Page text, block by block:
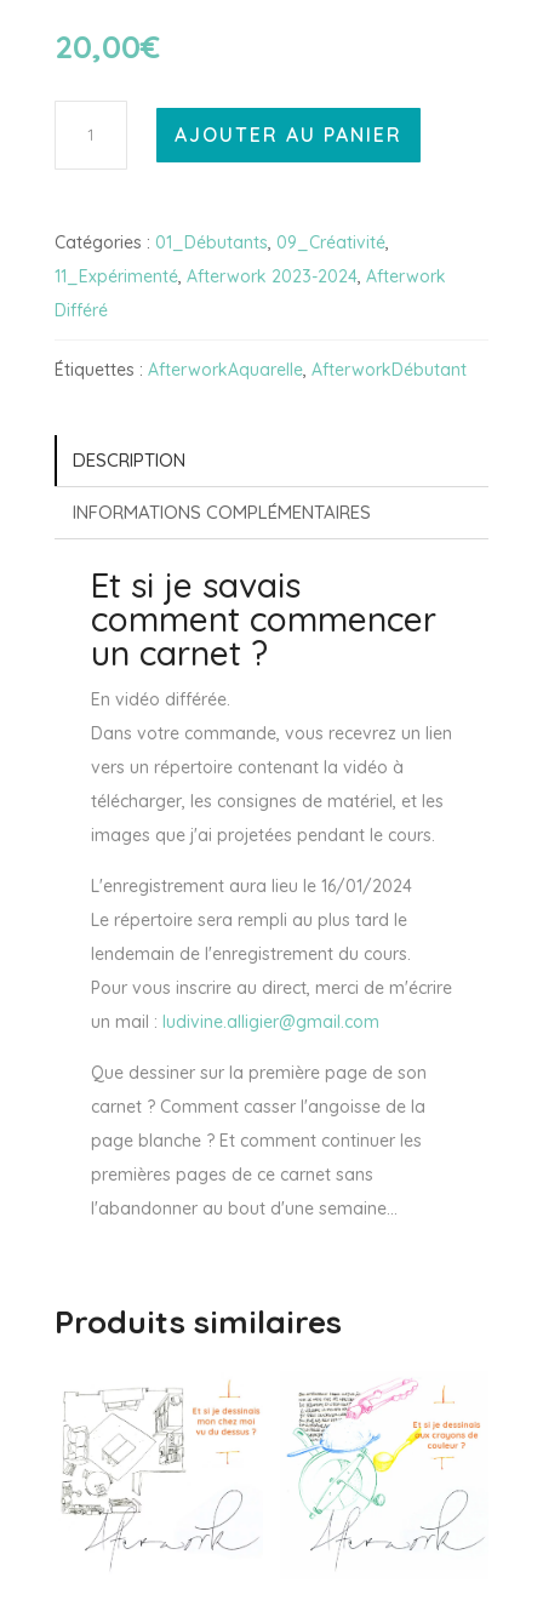
20,00€
je
savais
comment
(Cours
différée)
AJOUTER AU PANIER
Catégories : 01_Débutants, 09_Créativité,
11_Expérimenté, Afterwork 2023-2024, Afterwork
Différé
Étiquettes : AfterworkAquarelle, AfterworkDébutant
DESCRIPTION
INFORMATIONS COMPLÉMENTAIRES
Et si je savais
comment commencer
un carnet ?
En vidéo différée.
Dans votre commande, vous recevrez un lien
vers un répertoire contenant la vidéo à
télécharger, les consignes de matériel, et les
images que j'ai projetées pendant le cours.
L'enregistrement aura lieu le 16/01/2024
Le répertoire sera rempli au plus tard le
lendemain de l'enregistrement du cours.
Pour vous inscrire au direct, merci de m'écrire
un mail : ludivine.alligier@gmail.com
Que dessiner sur la première page de son
carnet ? Comment casser l'angoisse de la
page blanche ? Et comment continuer les
premières pages de ce carnet sans
l'abandonner au bout d'une semaine...
Produits similaires